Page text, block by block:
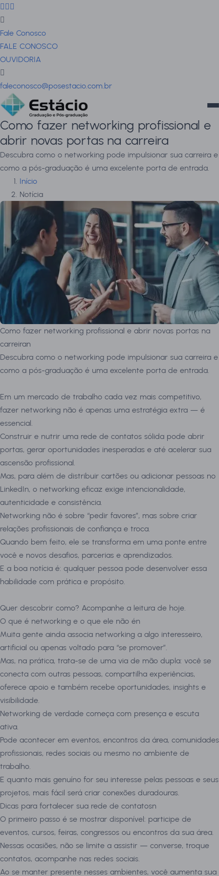
Fale Conosco
FALE CONOSCO
OUVIDORIA
faleconosco@posestacio.com.br
Como fazer networking profissional e
abrir novas portas na carreira
Descubra como o networking pode impulsionar sua carreira e
como a pós-graduação é uma excelente porta de entrada.
Início
Notícia
Como fazer networking profissional e abrir novas portas na
carreiran
Descubra como o networking pode impulsionar sua carreira e
como a pós-graduação é uma excelente porta de entrada.
Em um mercado de trabalho cada vez mais competitivo,
fazer networking não é apenas uma estratégia extra — é
essencial.
Construir e nutrir uma rede de contatos sólida pode abrir
portas, gerar oportunidades inesperadas e até acelerar sua
ascensão profissional.
Mas, para além de distribuir cartões ou adicionar pessoas no
LinkedIn, o networking eficaz exige intencionalidade,
autenticidade e consistência.
Networking não é sobre “pedir favores”, mas sobre criar
relações profissionais de confiança e troca.
Quando bem feito, ele se transforma em uma ponte entre
você e novos desafios, parcerias e aprendizados.
E a boa notícia é: qualquer pessoa pode desenvolver essa
habilidade com prática e propósito.
Quer descobrir como? Acompanhe a leitura de hoje.
O que é networking e o que ele não én
Muita gente ainda associa networking a algo interesseiro,
artificial ou apenas voltado para “se promover”.
Mas, na prática, trata-se de uma via de mão dupla: você se
conecta com outras pessoas, compartilha experiências,
oferece apoio e também recebe oportunidades, insights e
visibilidade.
Networking de verdade começa com presença e escuta
ativa.
Pode acontecer em eventos, encontros da área, comunidades
profissionais, redes sociais ou mesmo no ambiente de
trabalho.
E quanto mais genuíno for seu interesse pelas pessoas e seus
projetos, mais fácil será criar conexões duradouras.
Dicas para fortalecer sua rede de contatosn
O primeiro passo é se mostrar disponível: participe de
eventos, cursos, feiras, congressos ou encontros da sua área.
Nessas ocasiões, não se limite a assistir — converse, troque
contatos, acompanhe nas redes sociais.
Ao se manter presente nesses ambientes, você aumenta sua